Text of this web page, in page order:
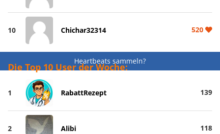
10 Chichar32314 520
Heartbeats sammeln?
Die Top 10 User der Woche:
1 RabattRezept 139
2 Alibi 118